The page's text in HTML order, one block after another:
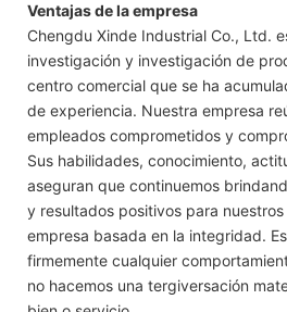
Ventajas de la empresa
Chengdu Xinde Industrial Co., Ltd.
investigación y investigación de
centro comercial que se ha
de experiencia. Nuestra empresa
empleados comprometidos y
Sus habilidades, conocimiento,
aseguran que continuemos
y resultados positivos para
empresa basada en la integridad.
firmemente cualquier
no hacemos una tergiversación